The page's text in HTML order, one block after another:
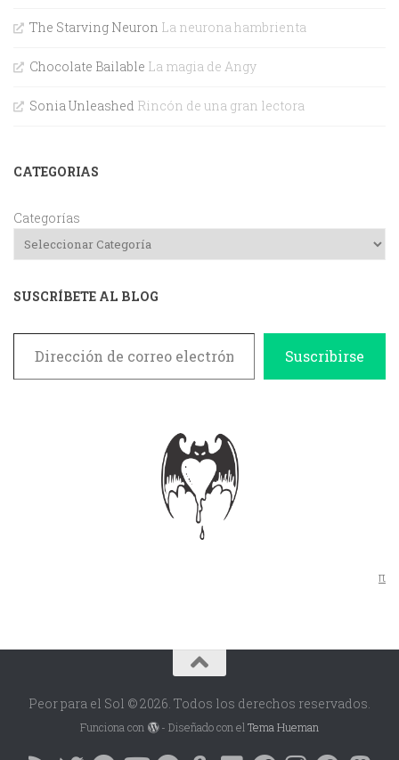
The Starving Neuron La neurona hambrienta
Chocolate Bailable La magia de Angy
Sonia Unleashed Rincón de una gran lectora
CATEGORIAS
Categorías
SUSCRÍBETE AL BLOG
Dirección de correo electrónico
Suscribirse
π
Peor para el Sol © 2026. Todos los derechos reservados.
Funciona con - Diseñado con el Tema Hueman